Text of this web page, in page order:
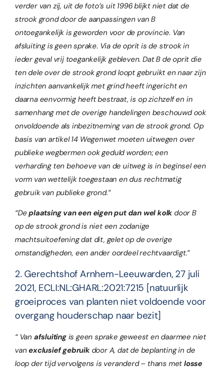
verder van zij, uit de foto’s uit 1996 blijkt niet dat de
strook grond door de aanpassingen van B
ontoegankelijk is geworden voor de provincie. Van
afsluiting is geen sprake. Via de oprit is de strook in
ieder geval vrij toegankelijk gebleven. Dat B de oprit die
ten dele over de strook grond loopt gebruikt en naar zijn
inzichten aanvankelijk met grind heeft ingericht en
daarna eenvormig heeft bestraat, is op zichzelf en in
samenhang met de overige handelingen beschouwd ook
onvoldoende als inbezitneming van de strook grond. Op
basis van artikel 14 Wegenwet moeten uitwegen over
publieke wegbermen ook geduld worden; een
verharding ten behoeve van de uitweg is in beginsel een
vorm van wettelijk toegestaan en dus rechtmatig
gebruik van publieke grond.”
“Deplaatsing van een eigen put dan wel kolk door B
op de strook grond is niet een zodanige
machtsuitoefening dat dit, gelet op de overige
omstandigheden, een ander oordeel rechtvaardigt.”
2. Gerechtshof Arnhem-Leeuwarden, 27 juli
2021, ECLI:NL:GHARL:2021:7215 [natuurlijk
groeiproces van planten niet voldoende voor
overgang houderschap naar bezit]
“ Van afsluitingis geen sprake geweest en daarmee niet
vanexclusief gebruikdoor A, dat de beplanting in de
loop der tijd vervolgens is veranderd – thans met losse